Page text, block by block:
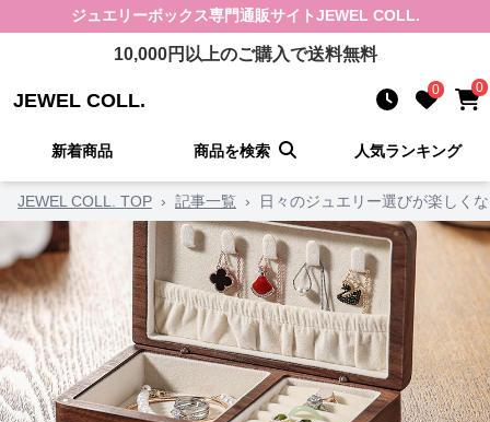
ジュエリーボックス専門通販サイトJEWEL COLL.
10,000円以上のご購入で送料無料
JEWEL COLL. 0 0
新着商品 商品を検索 人気ランキング
JEWEL COLL. TOP › 記事一覧 › 日々のジュエリー選びが楽しく